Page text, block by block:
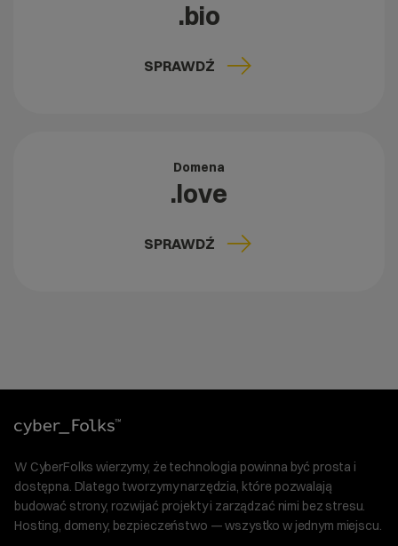
.bio
SPRAWDŹ
Domena
.love
SPRAWDŹ
W CyberFolks wierzymy, że technologia powinna być prosta i
dostępna. Dlatego tworzymy narzędzia, które pozwalają
budować strony, rozwijać projekty i zarządzać nimi bez stresu.
Hosting, domeny, bezpieczeństwo — wszystko w jednym miejscu.